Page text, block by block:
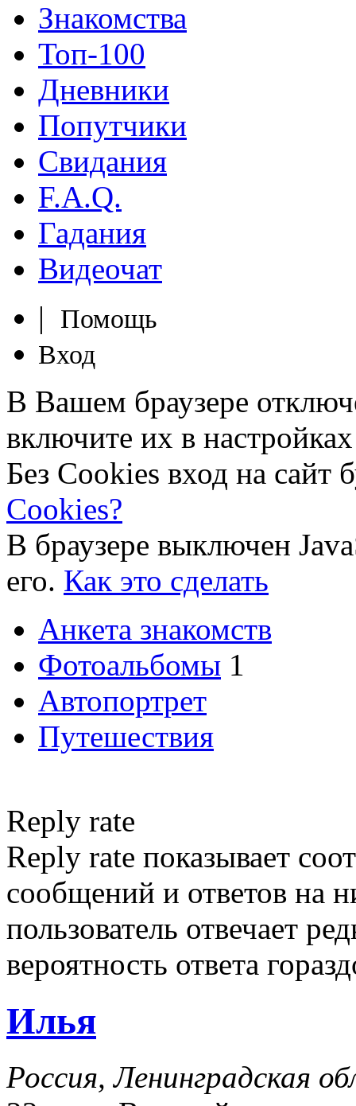
Знакомства
Топ-100
Дневники
Попутчики
Свидания
F.A.Q.
Гадания
Видеочат
|
Помощь
Вход
В Вашем браузере
включите их в
Без Cookies вход на сайт
Cookies?
В браузере выключен
его. Как это сделать
Анкета знакомств
Фотоальбомы 1
Автопортрет
Путешествия
Reply rate
Reply rate показывает
сообщений и ответов на
пользователь отвечает
вероятность ответа
Илья
Россия, Ленинградская